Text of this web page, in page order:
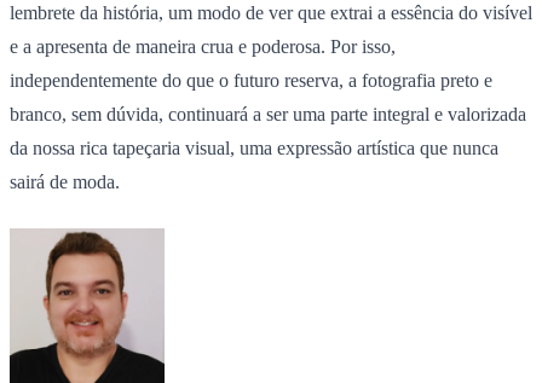
lembrete da história, um modo de ver que extrai a essência do visível
e a apresenta de maneira crua e poderosa. Por isso,
independentemente do que o futuro reserva, a fotografia preto e
branco, sem dúvida, continuará a ser uma parte integral e valorizada
da nossa rica tapeçaria visual, uma expressão artística que nunca
sairá de moda.